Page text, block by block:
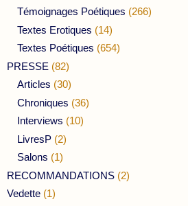
Témoignages Poétiques (266)
Textes Erotiques (14)
Textes Poétiques (654)
PRESSE (82)
Articles (30)
Chroniques (36)
Interviews (10)
LivresP (2)
Salons (1)
RECOMMANDATIONS (2)
Vedette (1)